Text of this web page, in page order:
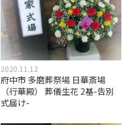
2020.11.12
府中市 多磨葬祭場 日華斎場
（行華殿） 葬儀生花 2基-告別
式届け-